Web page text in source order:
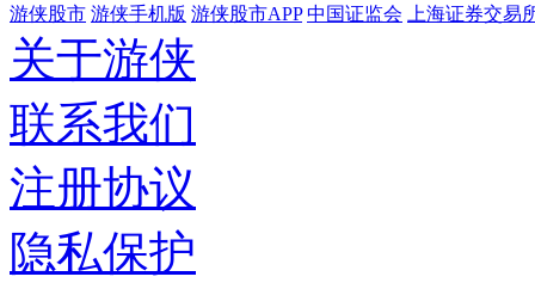
游侠股市 游侠手机版 游侠股市APP 中国证监会 上海证券交易
关于游侠
联系我们
注册协议
隐私保护